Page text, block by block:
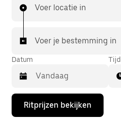
Voer locatie in
Voer je bestemming in
Datum
Druk
de
Tijd
Ritprijzen bekijken